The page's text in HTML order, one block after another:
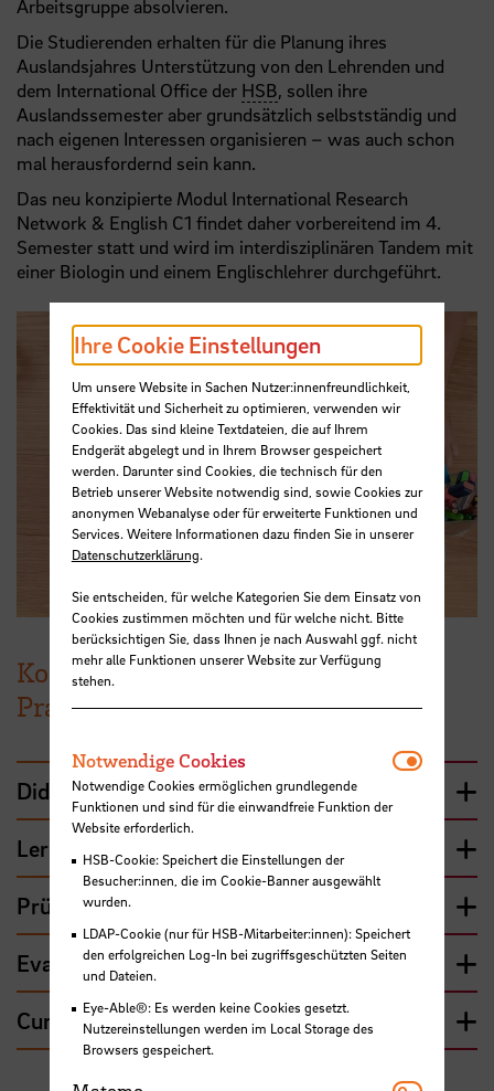
Arbeitsgruppe absolvieren.
Die Studierenden erhalten für die Planung ihres
Auslandsjahres Unterstützung von den Lehrenden und
dem International Office der HSB, sollen ihre
Auslandssemester aber grundsätzlich selbstständig und
nach eigenen Interessen organisieren – was auch schon
mal herausfordernd sein kann.
Das neu konzipierte Modul International Research
Network & English C1 findet daher vorbereitend im 4.
Semester statt und wird im interdisziplinären Tandem mit
einer Biologin und einem Englischlehrer durchgeführt.
Konzeption & Umsetzung in der
Praxis
Didaktisches Konzept & Ablauf
Lernergebnisse
Prüfungsleistung
Evaluation
Curriculare Verankerung
Ihre Cookie Einstellungen
Um unsere Website in Sachen Nutzer:innenfreundlichkeit,
Effektivität und Sicherheit zu optimieren, verwenden wir
Cookies. Das sind kleine Textdateien, die auf Ihrem
Endgerät abgelegt und in Ihrem Browser gespeichert
werden. Darunter sind Cookies, die technisch für den
Betrieb unserer Website notwendig sind, sowie Cookies zur
anonymen Webanalyse oder für erweiterte Funktionen und
Services. Weitere Informationen dazu finden Sie in unserer
Datenschutzerklärung.
Sie entscheiden, für welche Kategorien Sie dem Einsatz von
Cookies zustimmen möchten und für welche nicht. Bitte
berücksichtigen Sie, dass Ihnen je nach Auswahl ggf. nicht
mehr alle Funktionen unserer Website zur Verfügung
stehen.
Notwendige Cookies
Notwendige Cookies ermöglichen grundlegende
Funktionen und sind für die einwandfreie Funktion der
Website erforderlich.
HSB-Cookie: Speichert die Einstellungen der
Besucher:innen, die im Cookie-Banner ausgewählt
wurden.
LDAP-Cookie (nur für HSB-Mitarbeiter:innen): Speichert
den erfolgreichen Log-In bei zugriffsgeschützten Seiten
und Dateien.
Eye-Able®: Es werden keine Cookies gesetzt.
Nutzereinstellungen werden im Local Storage des
Browsers gespeichert.